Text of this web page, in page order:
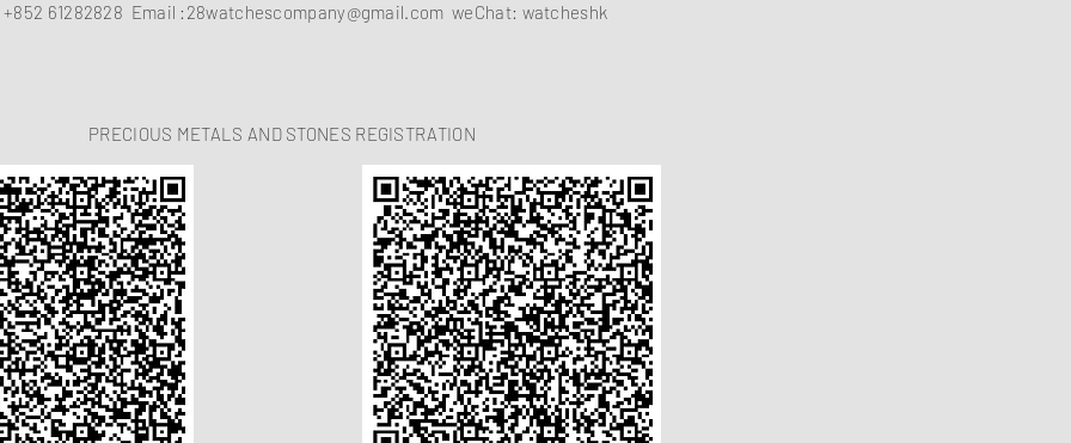
+852 61282828 Email : 28watchescompany@gmail.com weChat: watcheshk
PRECIOUS METALS AND STONES REGISTRATION